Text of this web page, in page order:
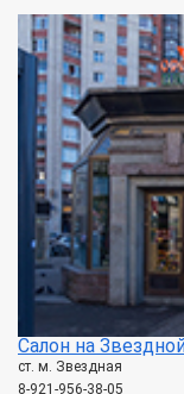
Салон на
ст. м. Звездная
8-921-956-38-05